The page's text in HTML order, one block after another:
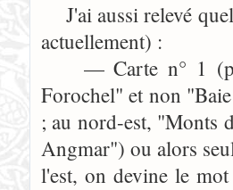
J'ai aussi relevé
actuellement) :
— Carte n° 1
Forochel" et non
; au nord-est, "Monts
Angmar") ou alors
l'est, on devine le